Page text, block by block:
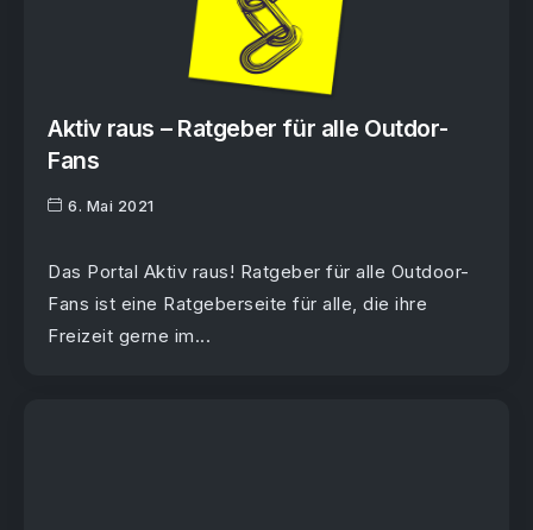
Aktiv raus – Ratgeber für alle Outdor-
Fans
6. Mai 2021
Das Portal Aktiv raus! Ratgeber für alle Outdoor-
Fans ist eine Ratgeberseite für alle, die ihre
Freizeit gerne im...